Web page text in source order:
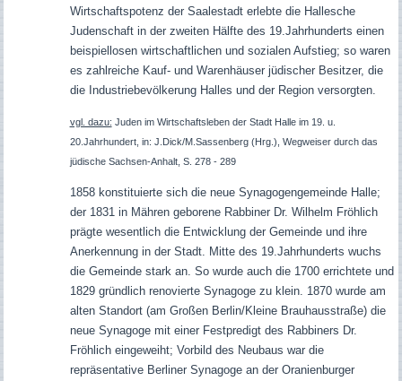
Wirtschaftspotenz der Saalestadt erlebte die Hallesche
Judenschaft in der zweiten Hälfte des 19.Jahrhunderts einen
beispiellosen wirtschaftlichen und sozialen Aufstieg; so waren
es zahlreiche Kauf- und Warenhäuser jüdischer Besitzer, die
die Industriebevölkerung Halles und der Region versorgten.
vgl. dazu: Juden im Wirtschaftsleben der Stadt Halle im 19. u.
20.Jahrhundert, in: J.Dick/M.Sassenberg (Hrg.), Wegweiser durch das
jüdische Sachsen-Anhalt, S. 278 - 289
1858 konstituierte sich die neue Synagogengemeinde Halle;
der 1831 in Mähren geborene Rabbiner Dr. Wilhelm Fröhlich
prägte wesentlich die Entwicklung der Gemeinde und ihre
Anerkennung in der Stadt. Mitte des 19.Jahrhunderts wuchs
die Gemeinde stark an. So wurde auch die 1700 errichtete und
1829 gründlich renovierte Synagoge zu klein. 1870 wurde am
alten Standort (am Großen Berlin/Kleine Brauhausstraße) die
neue Synagoge mit einer Festpredigt des Rabbiners Dr.
Fröhlich eingeweiht; Vorbild des Neubaus war die
repräsentative Berliner Synagoge an der Oranienburger